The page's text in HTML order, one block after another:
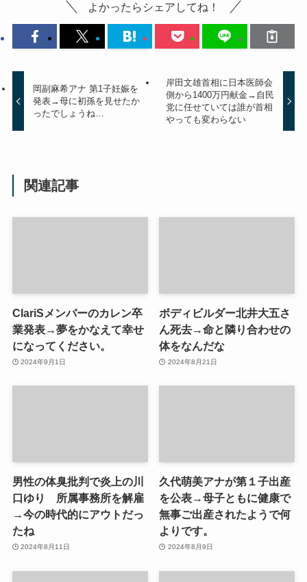
よかったらシェアしてね！
岡副麻希アナ 第1子妊娠を
発表→母に初孫を見せたか
ったでしょうね…
岸田文雄首相に日本医師会
側から1400万円献金→自民
党に任せていては誰が首相
やっても変わらない
関連記事
ClariSメンバーのカレン卒
業発表→夢をかなえて幸せ
になってください。
2024年9月1日
ボディビルダー北井大五さ
ん死去→命と隣り合わせの
体をなんだな
2024年8月21日
男性の体臭批判で炎上の川
口ゆり 所属事務所を解雇
→今の時代的にアウトだっ
たね
2024年8月11日
久代萌美アナが第１子出産
を公表→母子ともに健康で
無事ご出産されたようで何
よりです。
2024年8月9日